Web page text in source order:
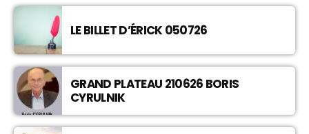
LE BILLET D’ÉRICK 050726
GRAND PLATEAU 210626 BORIS
CYRULNIK